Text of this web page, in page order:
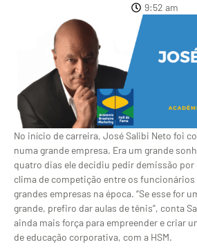
9:52 am
No início de carreira, José Salibi Neto foi
numa grande empresa. Era um grande
quatro dias ele decidiu pedir demissão por
clima de competição entre os funcionários
grandes empresas na época. “Se esse for
grande, prefiro dar aulas de tênis”, conta
ainda mais força para empreender e criar
de educação corporativa, com a HSM.